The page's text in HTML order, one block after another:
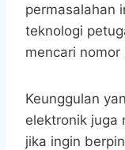
permasalahan
teknologi
mencari
Keunggulan
elektronik juga
jika ingin